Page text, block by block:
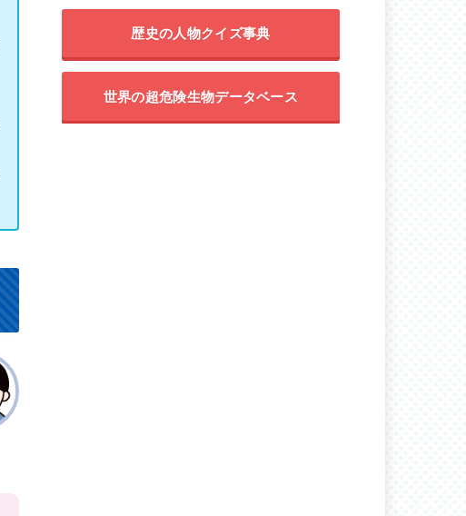
歴史の人物クイズ事典
世界の超危険生物データベース